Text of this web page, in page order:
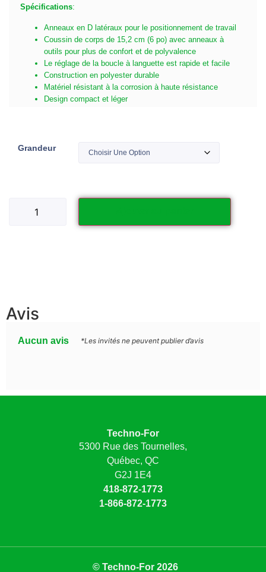
Spécifications:
Anneaux en D latéraux pour le positionnement de travail
Coussin de corps de 15,2 cm (6 po) avec anneaux à
outils pour plus de confort et de polyvalence
Le réglage de la boucle à languette est rapide et facile
Construction en polyester durable
Matériel résistant à la corrosion à haute résistance
Design compact et léger
Grandeur
Avis
Aucun avis *Les invités ne peuvent publier d’avis
Techno-For
5300 Rue des Tournelles,
Québec, QC
G2J 1E4
418-872-1773
1-866-872-1773
© Techno-For 2026